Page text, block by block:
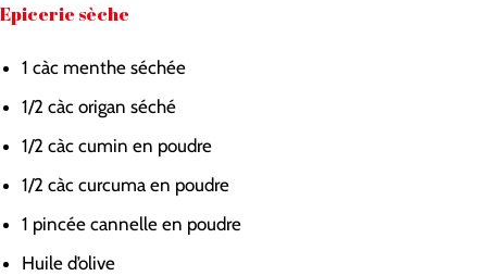
Epicerie sèche
1 càc menthe séchée
1/2 càc origan séché
1/2 càc cumin en poudre
1/2 càc curcuma en poudre
1 pincée cannelle en poudre
Huile d’olive